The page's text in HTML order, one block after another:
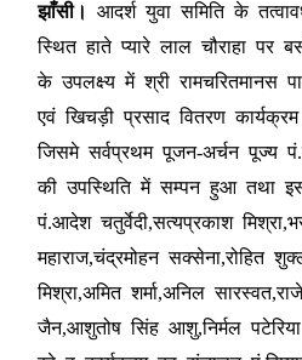
झाँसी।
आदर्श युवा समिति के
स्थित हाते प्यारे लाल चौराहा पर
के उपलक्ष्य में श्री रामचरितमानस
एवं खिचड़ी प्रसाद वितरण
जिसमे सर्वप्रथम पूजन-अर्चन पूज्य
की उपस्थिति में सम्पन हुआ तथा
पं.आदेश चतुर्वेदी,सत्यप्रकाश
महाराज,चंद्रमोहन सक्सेना,रोहित
मिश्रा,अमित शर्मा,अनिल
जैन,आशुतोष सिंह आशु,निर्मल